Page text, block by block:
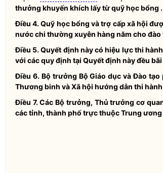
thưởng khuyến khích lấy từ quỹ học bổng .
Điều 4.Quỹ học bổng và trợ cấp xã hội
nướcchi thường xuyên hàng năm cho đào
Điều 5.Quyết định này có hiệu lực thi
với các quy định tại Quyết định này đều
Điều 6. Bộ trưởng Bộ Giáo dục và Đào
Thương binh và Xã hội hướng dẫn thi
Điều 7.CácBộ trưởng, Thủ trưởng cơ
các tỉnh, thành phố trực thuộc Trung